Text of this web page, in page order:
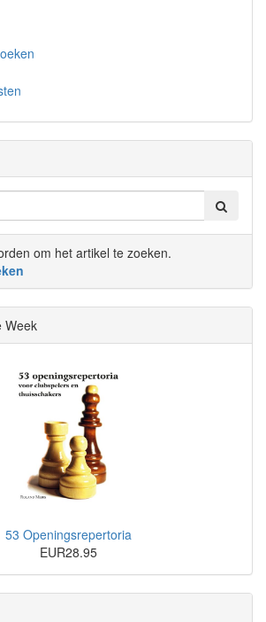
om het artikel te zoeken.
Week
53 Openingsrepertoria
EUR28.95